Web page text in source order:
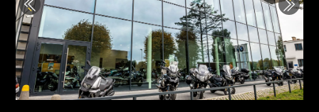
Previous Next